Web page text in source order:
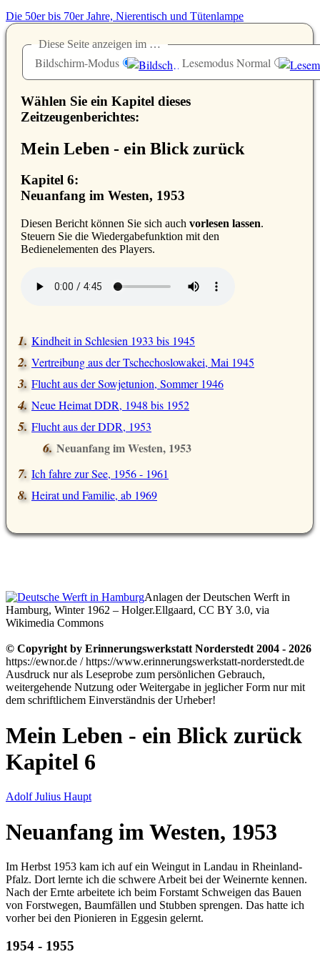
Die 50er bis 70er Jahre, Nierentisch und Tütenlampe
Diese Seite anzeigen im …
Bildschirm-Modus Lesemodus Normal
Wählen Sie ein Kapitel dieses
Zeitzeugenberichtes:
Mein Leben - ein Blick zurück
Kapitel 6:
Neuanfang im Westen, 1953
Diesen Bericht können Sie sich auch vorlesen lassen.
Steuern Sie die Wiedergabefunktion mit den
Bedienelementen des Players.
Kindheit in Schlesien 1933 bis 1945
Vertreibung aus der Tschechoslowakei, Mai 1945
Flucht aus der Sowjetunion, Sommer 1946
Neue Heimat DDR, 1948 bis 1952
Flucht aus der DDR, 1953
Neuanfang im Westen, 1953
Ich fahre zur See, 1956 - 1961
Heirat und Familie, ab 1969
Anlagen der Deutschen Werft in
Hamburg, Winter 1962 – Holger.Ellgaard, CC BY 3.0, via
Wikimedia Commons
© Copyright by Erinnerungswerkstatt Norderstedt 2004 - 2026
https://ewnor.de / https://www.erinnerungswerkstatt-norderstedt.de
Ausdruck nur als Leseprobe zum persönlichen Gebrauch,
weitergehende Nutzung oder Weitergabe in jeglicher Form nur mit
dem schriftlichem Einverständnis der Urheber!
Mein Leben - ein Blick zurück
Kapitel 6
Adolf Julius Haupt
Neuanfang im Westen, 1953
Im Herbst 1953 kam ich auf ein Weingut in Landau in Rheinland-
Pfalz. Dort lernte ich die schwere Arbeit bei der Weinernte kennen.
Nach der Ernte arbeitete ich beim Forstamt Schweigen das Bauen
von Forstwegen, Baumfällen und Stubben sprengen. Das hatte ich
vorher bei den Pionieren in Eggesin gelernt.
1954 - 1955